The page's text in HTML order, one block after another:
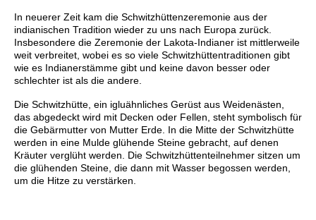
In neuerer Zeit kam die Schwitzhüttenzeremonie aus der
indianischen Tradition wieder zu uns nach Europa zurück.
Insbesondere die Zeremonie der Lakota-Indianer ist mittlerweile
weit verbreitet, wobei es so viele Schwitzhüttentraditionen gibt
wie es Indianerstämme gibt und keine davon besser oder
schlechter ist als die andere.
Die Schwitzhütte, ein igluähnliches Gerüst aus Weidenästen,
das abgedeckt wird mit Decken oder Fellen, steht symbolisch für
die Gebärmutter von Mutter Erde. In die Mitte der Schwitzhütte
werden in eine Mulde glühende Steine gebracht, auf denen
Kräuter verglüht werden. Die Schwitzhüttenteilnehmer sitzen um
die glühenden Steine, die dann mit Wasser begossen werden,
um die Hitze zu verstärken.